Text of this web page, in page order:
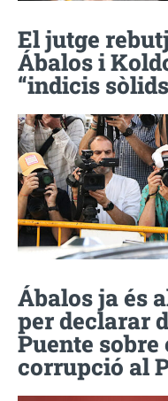
El jutge
Ábalos i
“indicis
Ábalos ja és
per declarar
Puente sobre
corrupció al